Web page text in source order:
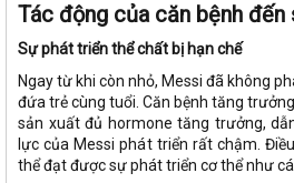
Tác động của căn bệnh
Sự phát triển thể chất bị hạn chế
Ngay từ khi còn nhỏ, Messi đã không
đứa trẻ cùng tuổi. Căn bệnh tăng
sản xuất đủ hormone tăng trưởng,
lực của Messi phát triển rất chậm.
thể đạt được sự phát triển cơ thể như